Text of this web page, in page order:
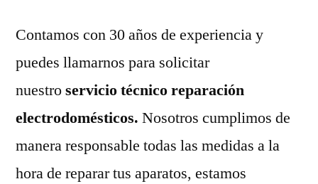
Contamos con 30 años de experiencia y
puedes llamarnos para solicitar
nuestroservicio técnico reparación
electrodomésticos. Nosotros cumplimos de
manera responsable todas las medidas a la
hora de reparar tus aparatos, estamos